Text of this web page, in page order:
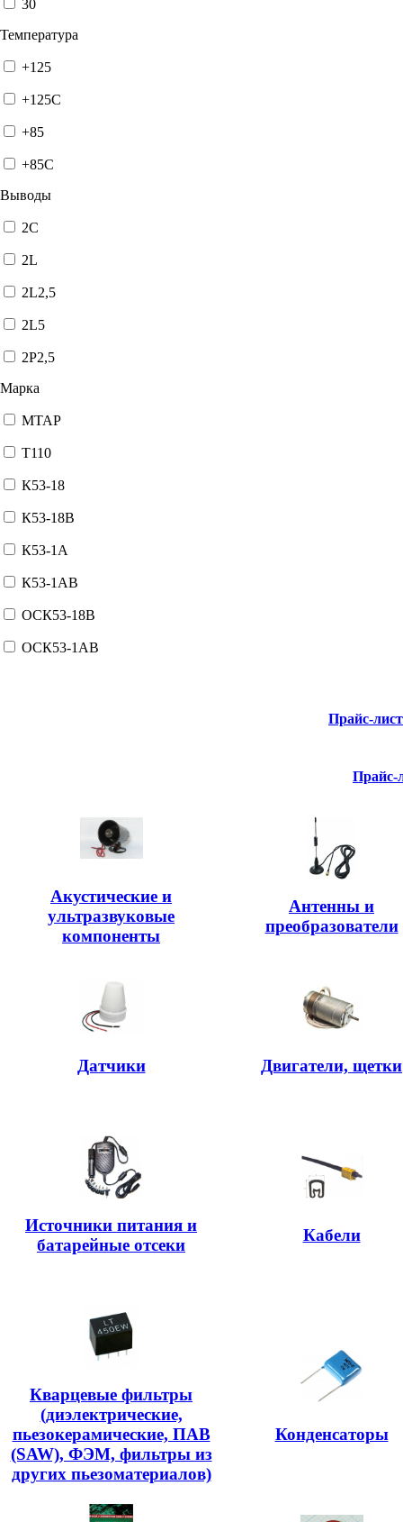
30
Температура
+125
+125C
+85
+85C
Выводы
2C
2L
2L2,5
2L5
2P2,5
Марка
MTAP
T110
К53-18
К53-18В
К53-1А
К53-1АВ
ОСК53-18В
ОСК53-1АВ
Прайс-
Прайс-
Акустические и
ультразвуковые
компоненты
Антенны и
преобразователи
Датчики Двигатели, щетки
Источники питания и
батарейные отсеки
Кабели
Кварцевые фильтры
(диэлектрические,
пьезокерамические, ПАВ
(SAW), ФЭМ, фильтры из
других пьезоматериалов)
Конденсаторы